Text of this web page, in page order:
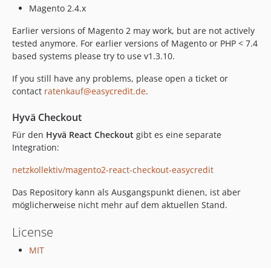
Magento 2.4.x
Earlier versions of Magento 2 may work, but are not actively
tested anymore. For earlier versions of Magento or PHP < 7.4
based systems please try to use v1.3.10.
If you still have any problems, please open a ticket or
contact ratenkauf@easycredit.de.
Hyvä Checkout
Für den Hyvä React Checkout gibt es eine separate
Integration:
netzkollektiv/magento2-react-checkout-easycredit
Das Repository kann als Ausgangspunkt dienen, ist aber
möglicherweise nicht mehr auf dem aktuellen Stand.
License
MIT